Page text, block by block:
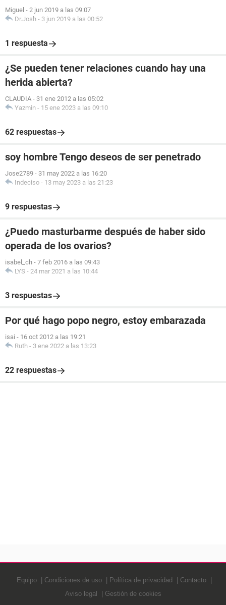
Miguel - 2 jun 2019 a las 09:07
Dr.Josh - 3 jun 2019 a las 00:52
1 respuesta
¿Se pueden tener relaciones cuando hay una
herida abierta?
CLAUDIA - 31 ene 2012 a las 05:02
Yazmin - 15 ene 2023 a las 09:10
62 respuestas
soy hombre Tengo deseos de ser penetrado
Jose2789 - 31 may 2022 a las 16:20
Indeciso - 13 may 2023 a las 21:23
9 respuestas
¿Puedo masturbarme después de haber sido
operada de los ovarios?
isabel_ch - 7 feb 2016 a las 09:43
LYS - 24 mar 2021 a las 10:44
3 respuestas
Por qué hago popo negro, estoy embarazada
isai - 16 oct 2012 a las 19:21
Ruth - 3 ene 2022 a las 13:23
22 respuestas
Equipo Condiciones de uso Política de privacidad
Contacto
Aviso legal
Gestión de cookies